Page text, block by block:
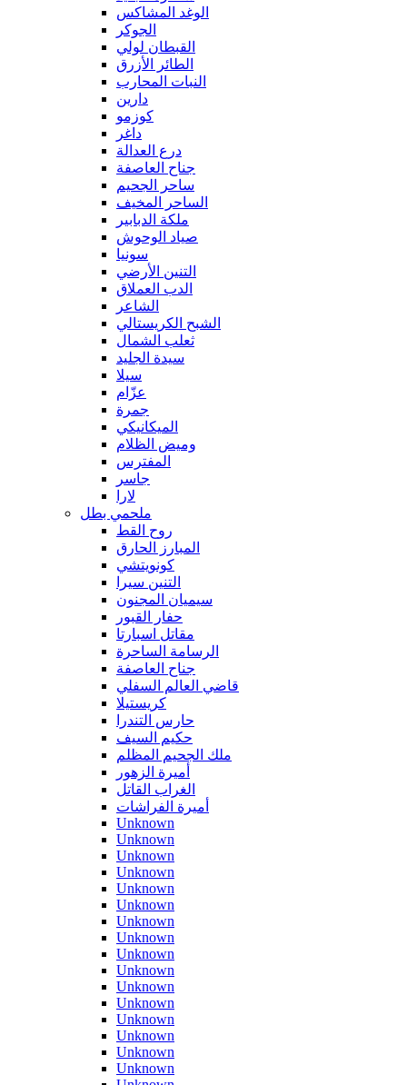
الوغد المشاكس
الجوكر
القبطان لولي
الطائر الأزرق
النبات المحارب
دارين
كوزمو
داغر
درع العدالة
جناح العاصفة
ساحر الجحيم
الساحر المخيف
ملكة الدبابير
صياد الوحوش
سونيا
التنين الأرضي
الدب العملاق
الشاعر
الشبح الكريستالي
ثعلب الشمال
سيدة الجليد
سيلا
عزّام
جمرة
الميكانيكي
وميض الظلام
المفترس
جاسر
لارا
ملحمي بطل
روح القط
المبارز الحارق
كونويتشي
التنين سيرا
سيميان المجنون
حفار القبور
مقاتل اسبارتا
الرسامة الساحرة
جناح العاصفة
قاضي العالم السفلي
كريستيلا
حارس التندرا
حكيم السيف
ملك الجحيم المظلم
أميرة الزهور
الغراب القاتل
أميرة الفراشات
Unknown
Unknown
Unknown
Unknown
Unknown
Unknown
Unknown
Unknown
Unknown
Unknown
Unknown
Unknown
Unknown
Unknown
Unknown
Unknown